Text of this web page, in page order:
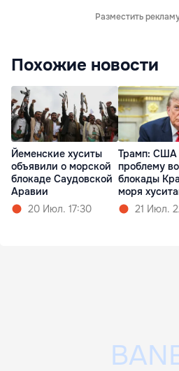
Разместить
Похожие новости
Йеменские хуситы
объявили о морской
блокаде Саудовской
Аравии
20 Июл. 17:30
Трамп: США
проблему
блокады
моря
21 Июл.